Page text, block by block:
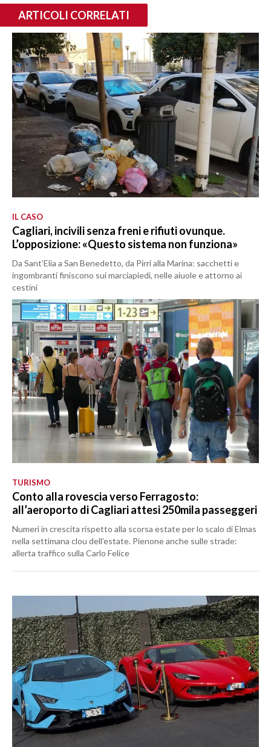
ARTICOLI CORRELATI
IL CASO
Cagliari, incivili senza freni e rifiuti ovunque.
L’opposizione: «Questo sistema non funziona»
Da Sant’Elia a San Benedetto, da Pirri alla Marina: sacchetti e
ingombranti finiscono sui marciapiedi, nelle aiuole e attorno ai
cestini
TURISMO
Conto alla rovescia verso Ferragosto:
all’aeroporto di Cagliari attesi 250mila passeggeri
Numeri in crescita rispetto alla scorsa estate per lo scalo di Elmas
nella settimana clou dell’estate. Pienone anche sulle strade:
allerta traffico sulla Carlo Felice